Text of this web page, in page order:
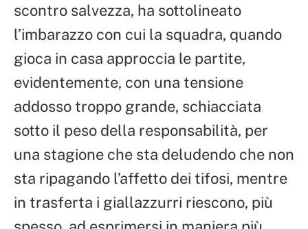
scontro salvezza, ha sottolineato
l’imbarazzo con cui la squadra, quando
gioca in casa approccia le partite,
evidentemente, con una tensione
addosso troppo grande, schiacciata
sotto il peso della responsabilità, per
una stagione che sta deludendo che non
sta ripagando l’affetto dei tifosi, mentre
in trasferta i giallazzurri riescono, più